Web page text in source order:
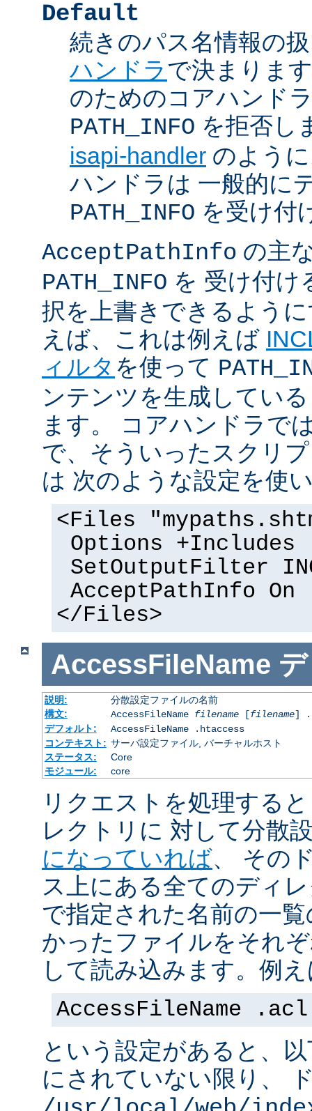
Default
続きのパス名情報の
ハンドラで決まりま
のためのコアハンド
PATH_INFO を拒否し
isapi-handler のよう
ハンドラは 一般的に
PATH_INFO を受け付
AcceptPathInfo の主
PATH_INFO を 受け付け
択を上書きできるよう
えば、これは例えば
ィルタ を使って
ンテンツを生成してい
ます。 コアハンドラで
で、そういったスクリ
は 次のような設定を使
<Files
Options +Includes
SetOutputFilter
AcceptPathInfo On
</Files>
AccessFileName
説明:
分散設定ファイルの名前
構文:
AccessFileName filename[filename]
デフォルト:
AccessFileName .htaccess
コンテキスト: サーバ設定ファイル, バーチャルホスト
ステータス:
Core
モジュール:
core
リクエストを処理する
レクトリに 対して分散
になっていれば、 その
ス上にある全てのディ
で指定された名前の一
かったファイルをそれ
して読み込みます。例
AccessFileName .acl
という設定があると、
にされていない限り、